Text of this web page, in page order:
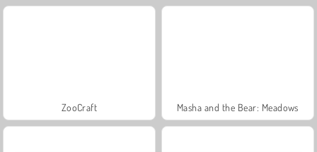
ZooCraft Masha and the Bear: Meadows